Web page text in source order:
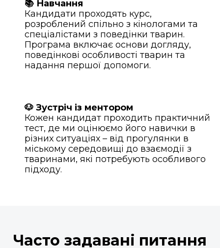
📚 Навчання
Кандидати проходять курс,
розроблений спільно з кінологами та
спеціалістами з поведінки тварин.
Програма включає основи догляду,
поведінкові особливості тварин та
надання першої допомоги.
🐶 Зустріч із ментором
Кожен кандидат проходить практичний
тест, де ми оцінюємо його навички в
різних ситуаціях – від прогулянки в
міському середовищі до взаємодії з
тваринами, які потребують особливого
підходу.
Часто задавані питання